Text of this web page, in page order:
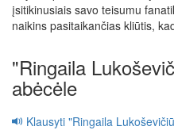
įsitikinusiais savo teisumu
naikins pasitaikančias kliūtis,
"Ringaila
abėcėle
Klausyti "Ringaila